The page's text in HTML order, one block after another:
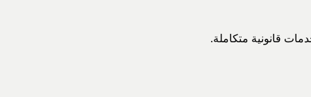
قانونية متكاملة.